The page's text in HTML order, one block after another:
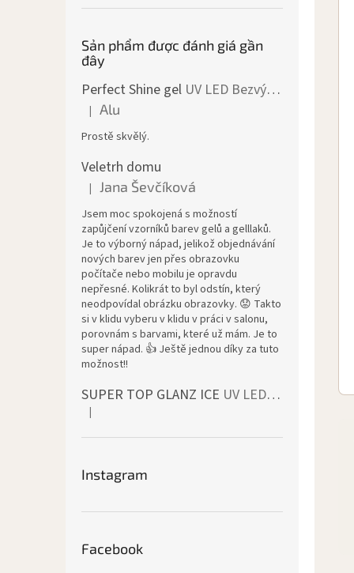
Sản phẩm được đánh giá gần
đây
Perfect Shine gel UV LED Bezvýpotkový lesk
Đánh giá sản phẩm là 5 trên 5 sao.
| Alu
Prostě skvělý.
Veletrh domu
Đánh giá sản phẩm là 5 trên 5 sao.
| Jana Ševčíková
Jsem moc spokojená s možností
zapůjčení vzorníků barev gelů a gelllaků.
Je to výborný nápad, jelikož objednávání
nových barev jen přes obrazovku
počítače nebo mobilu je opravdu
nepřesné. Kolikrát to byl odstín, který
neodpovídal obrázku obrazovky. 😟 Takto
si v klidu vyberu v klidu v práci v salonu,
porovnám s barvami, které už mám. Je to
super nápad. 👍 Ještě jednou díky za tuto
možnost!!
SUPER TOP GLANZ ICE UV LED bezvýpotkový vrchní lesk
Đánh giá sản phẩm là 4 trên 5 sao.
|
Instagram
Facebook